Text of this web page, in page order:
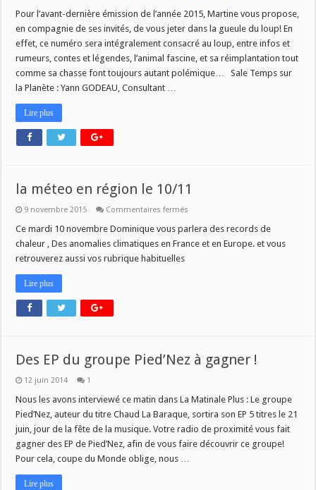
Pour l’avant-dernière émission de l’année 2015, Martine vous propose,
en compagnie de ses invités, de vous jeter dans la gueule du loup! En
effet, ce numéro sera intégralement consacré au loup, entre infos et
rumeurs, contes et légendes, l’animal fascine, et sa réimplantation tout
comme sa chasse font toujours autant polémique… Sale Temps sur
la Planète : Yann GODEAU, Consultant …
Lire plus
la méteo en région le 10/11
9 novembre 2015 Commentaires fermés
méteo
région
Ce mardi 10 novembre Dominique vous parlera des records de
chaleur , Des anomalies climatiques en France et en Europe. et vous
retrouverez aussi vos rubrique habituelles
Lire plus
Des EP du groupe Pied’Nez à gagner !
12 juin 2014 1
Nous les avons interviewé ce matin dans La Matinale Plus : Le groupe
Pied’Nez, auteur du titre Chaud La Baraque, sortira son EP 5 titres le 21
juin, jour de la fête de la musique. Votre radio de proximité vous fait
gagner des EP de Pied’Nez, afin de vous faire découvrir ce groupe!
Pour cela, coupe du Monde oblige, nous …
Lire plus